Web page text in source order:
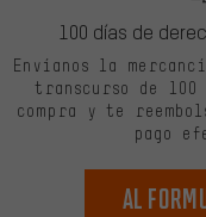
100 días de
Envíanos la
transcurso de 100
compra y te
pago
Al